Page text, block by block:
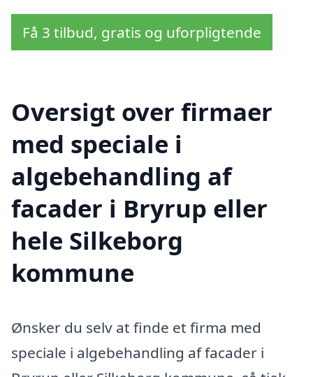
Få 3 tilbud, gratis og uforpligtende
Oversigt over firmaer
med speciale i
algebehandling af
facader i Bryrup eller
hele Silkeborg
kommune
Ønsker du selv at finde et firma med
speciale i algebehandling af facader i